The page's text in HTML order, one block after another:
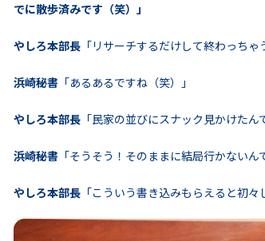
でに散歩済みです（笑）」
やしろ本部長 「リサーチするだけして終わっちゃ
浜崎秘書 「あるあるですね（笑）」
やしろ本部長 「民家の並びにスナック見かけた
浜崎秘書 「そうそう！そのままに結局行かないん
やしろ本部長 「こういう書き込みもらえると初